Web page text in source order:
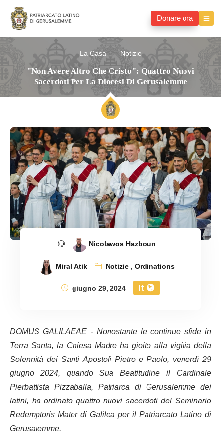
Donare ora
La Casa Notizie
"Non Avere Altro Che Cristo": Quattro Nuovi
Sacerdoti Per La Diocesi Di Gerusalemme
Nicolawos Hazboun
Miral Atik
Notizie,Ordinations
giugno 29, 2024
It
DOMUS GALILAEAE - Nonostante le continue sfide in
Terra Santa, la Chiesa Madre ha gioito alla vigilia della
Solennità dei Santi Apostoli Pietro e Paolo, venerdì 29
giugno 2024, quando Sua Beatitudine il Cardinale
Pierbattista Pizzaballa, Patriarca di Gerusalemme dei
latini, ha ordinato quattro nuovi sacerdoti del Seminario
Redemptoris Mater di Galilea per il Patriarcato Latino di
Gerusalemme.